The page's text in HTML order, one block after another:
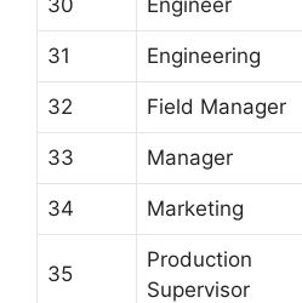
30 Engineer
31 Engineering
32 Field Manager
33 Manager
34 Marketing
35
Production
Supervisor